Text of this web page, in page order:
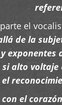
el
de la
alto
el